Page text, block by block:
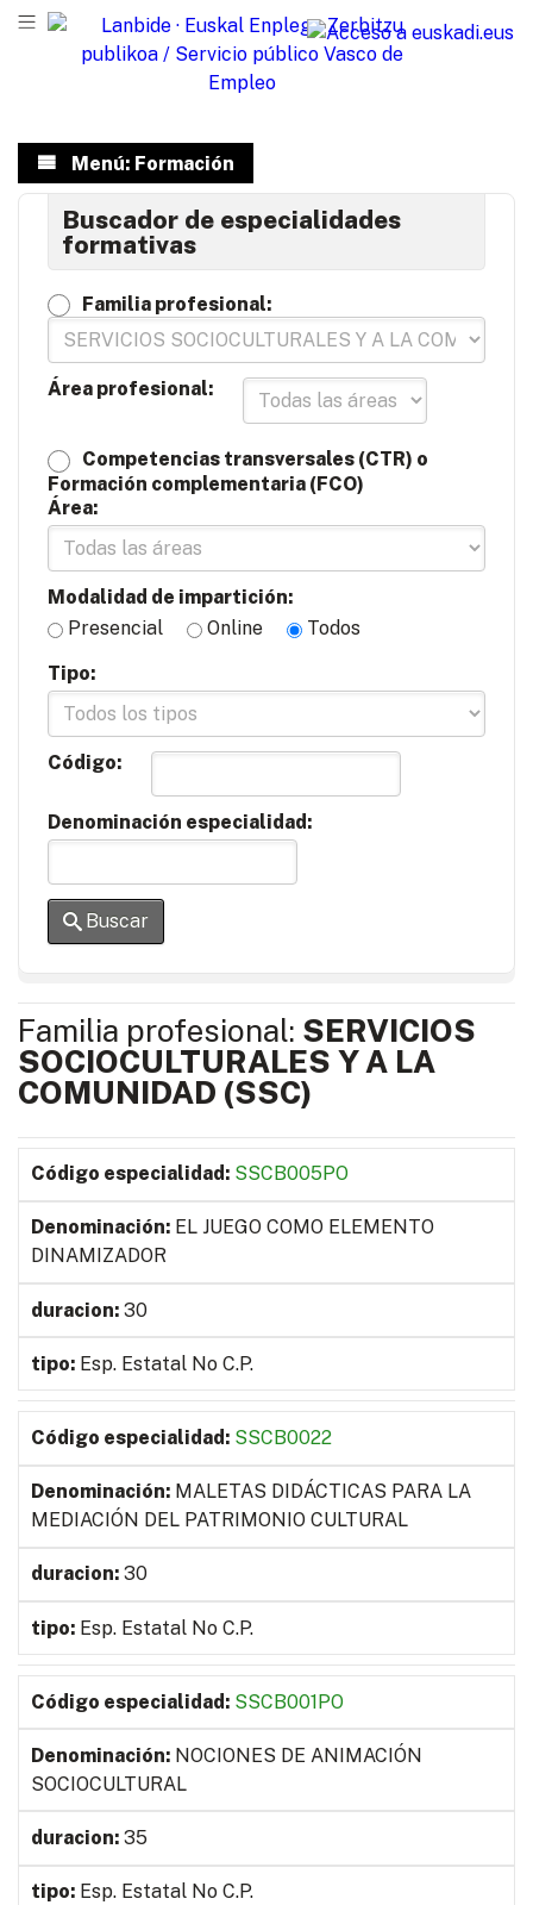
Menú: Formación
Buscador de especialidades
formativas
Familia profesional:
Área profesional:
Competencias transversales (CTR) o
Formación complementaria (FCO)
Área:
Modalidad de impartición:
Presencial
Online
Todos
Tipo:
Código:
Denominación especialidad:
Buscar
Familia profesional: SERVICIOS
SOCIOCULTURALES Y A LA
COMUNIDAD (SSC)
SSCB005PO
EL JUEGO COMO ELEMENTO
DINAMIZADOR
30
Esp. Estatal No C.P.
SSCB0022
MALETAS DIDÁCTICAS PARA LA
MEDIACIÓN DEL PATRIMONIO CULTURAL
30
Esp. Estatal No C.P.
SSCB001PO
NOCIONES DE ANIMACIÓN
SOCIOCULTURAL
35
Esp. Estatal No C.P.